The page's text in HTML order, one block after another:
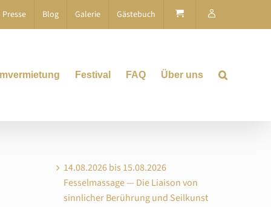
Presse Blog Galerie Gästebuch
Festival FAQ Über uns
14.08.2026 bis 15.08.2026
Fesselmassage — Die Liaison von
sinnlicher Berührung und Seilkunst